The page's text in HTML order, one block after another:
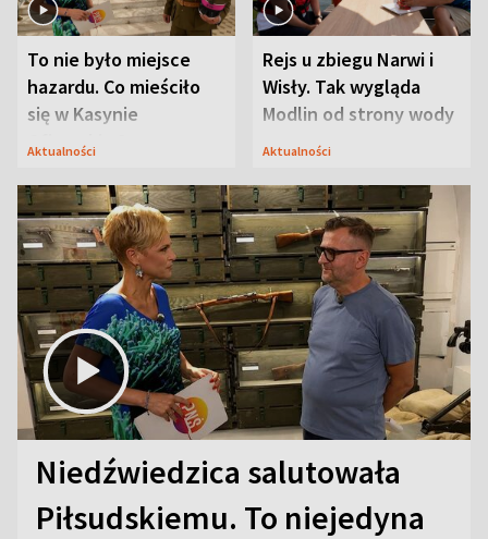
To nie było miejsce
hazardu. Co mieściło
się w Kasynie
Oficerskim?
Aktualności
Rejs u zbiegu Narwi i
Wisły. Tak wygląda
Modlin od strony wody
Aktualności
Niedźwiedzica salutowała
Piłsudskiemu. To niejedyna